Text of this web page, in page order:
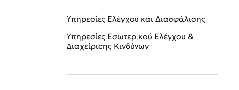
Υπηρεσίες Ελέγχου και Διασφάλισης
Υπηρεσίες Εσωτερικού Ελέγχου &
Διαχείρισης Κινδύνων